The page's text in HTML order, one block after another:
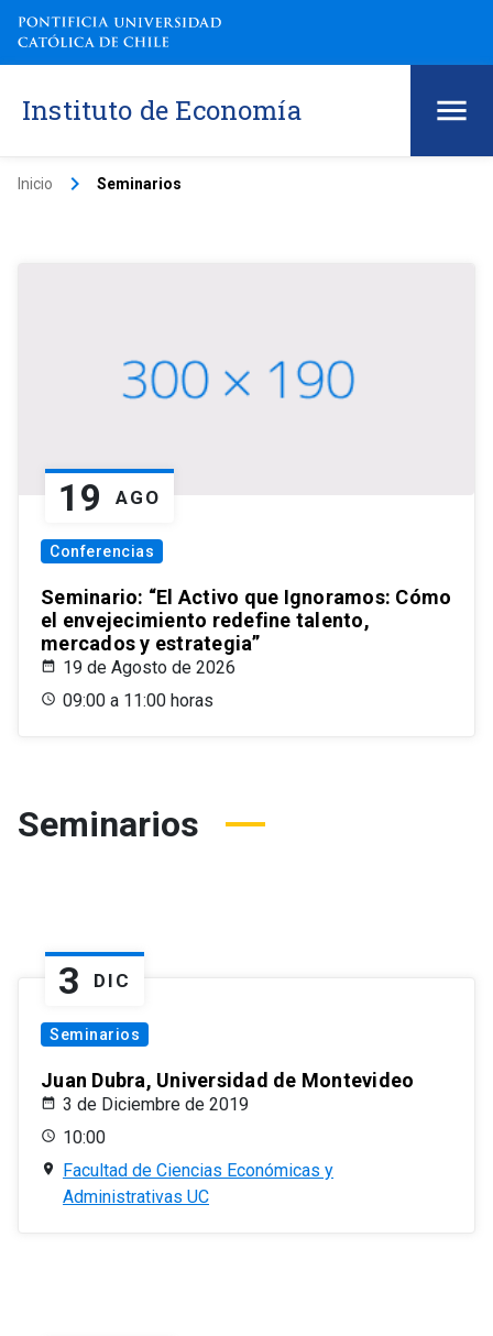
Instituto de Economía
Inicio keyboard_arrow_right Seminarios
19 AGO
Conferencias
Seminario: “El Activo que Ignoramos: Cómo
el envejecimiento redefine talento,
mercados y estrategia”
19 de Agosto de 2026
09:00 a 11:00 horas
Seminarios
3 DIC
Seminarios
Juan Dubra, Universidad de Montevideo
3 de Diciembre de 2019
10:00
Facultad de Ciencias Económicas y
Administrativas UC